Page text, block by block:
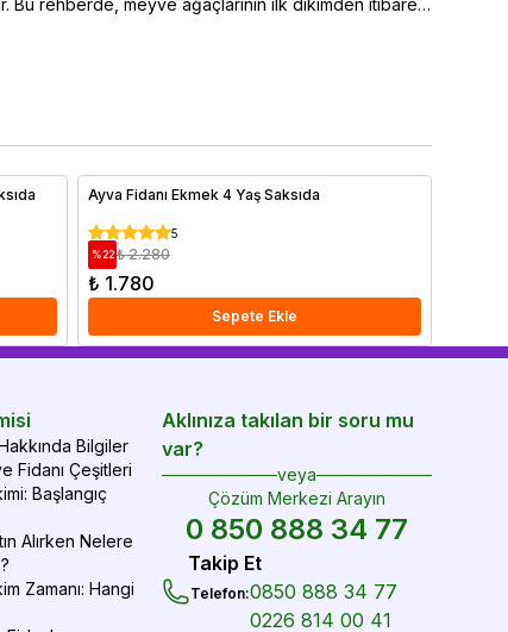
Bu rehberde, meyve ağaçlarının ilk dikimden itibaren
için ipuçlarımızı hemen bitiriyoruz!
Ayva Fidanı Ekmek 4 Yaş Saksıda
5
%22 ₺ 2.280
₺ 1.780
Sepete Ekle
Bilgiler
Fidanı Çeşitleri
Başlangıç
Alırken Nelere
Zamanı: Hangi
Aklınıza takılan bir soru mu
var?
veya
Çözüm Merkezi Arayın
0 850 888 34 77
Takip Et
Telefon:0850 888 34 77
0226 814 00 41